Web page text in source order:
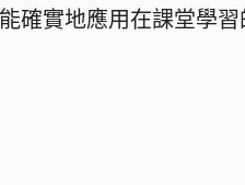
確實地應用在課堂學習